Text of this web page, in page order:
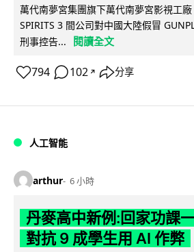
萬代南夢宮集團旗下萬代南夢宮影視工
SPIRITS 3 間公司對中國大陸假冒
刑事控告...
閱讀全文
794 102 ↗ 分享
人工智能
arthur 6 小時
丹麥高中新例:回家功課
對抗 9 成學生用 AI 作弊